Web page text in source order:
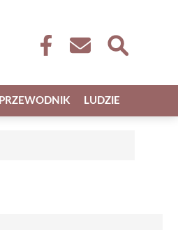
PRZEWODNIK LUDZIE